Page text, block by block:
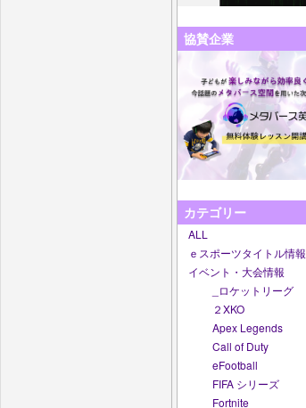
協賛企業
カテゴリー
ALL
ｅスポーツタイトル情報
イベント・大会情報
_ロケットリーグ
２XKO
Apex Legends
Call of Duty
eFootball
FIFA シリーズ
Fortnite